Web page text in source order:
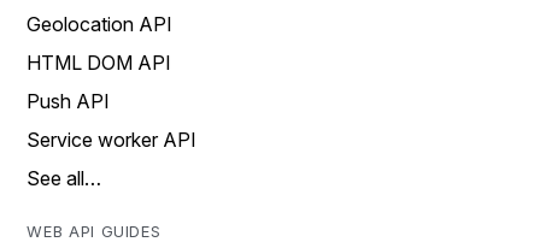
Geolocation API
HTML DOM API
Push API
Service worker API
See all…
WEB API GUIDES